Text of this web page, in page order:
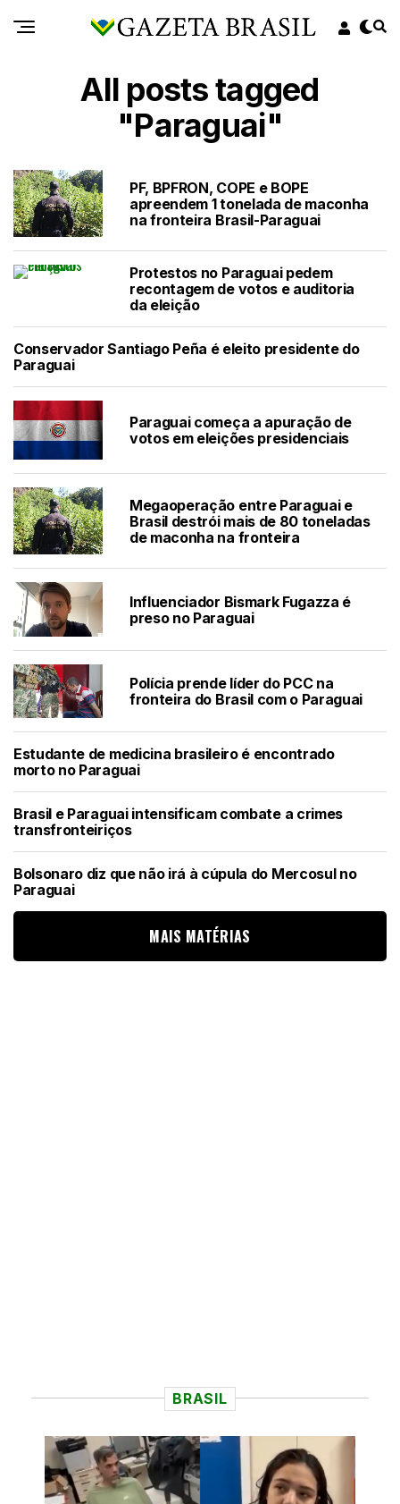
All posts tagged
"Paraguai"
PF, BPFRON, COPE e BOPE
apreendem 1 tonelada de maconha
na fronteira Brasil-Paraguai
Protestos no Paraguai pedem
recontagem de votos e auditoria
da eleição
Conservador Santiago Peña é eleito presidente do
Paraguai
Paraguai começa a apuração de
votos em eleições presidenciais
Megaoperação entre Paraguai e
Brasil destrói mais de 80 toneladas
de maconha na fronteira
Influenciador Bismark Fugazza é
preso no Paraguai
Polícia prende líder do PCC na
fronteira do Brasil com o Paraguai
Estudante de medicina brasileiro é encontrado
morto no Paraguai
Brasil e Paraguai intensificam combate a crimes
transfronteiriços
Bolsonaro diz que não irá à cúpula do Mercosul no
Paraguai
MAIS MATÉRIAS
BRASIL